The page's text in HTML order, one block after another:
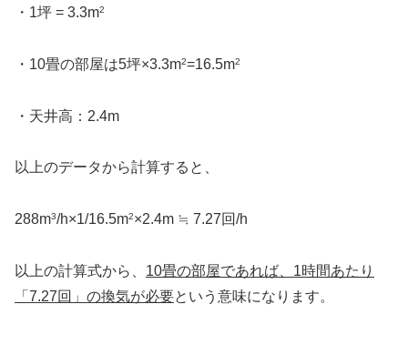
・1坪 = 3.3m2
・10畳の部屋は5坪×3.3m2=16.5m2
・天井高：2.4m
以上のデータから計算すると、
288m3/h×1/16.5m2×2.4m ≒ 7.27回/h
以上の計算式から、 10畳の部屋であれば、1時間あたり
「7.27回」の換気が必要という意味になります。